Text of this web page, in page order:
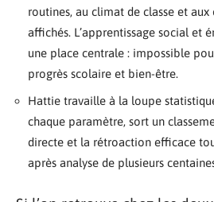
routines, au climat de classe et
affichés. L’apprentissage social et
une place centrale : impossible
progrès scolaire et bien-être.
Hattie travaille à la loupe
chaque paramètre, sort un
directe et la rétroaction efficace
après analyse de plusieurs